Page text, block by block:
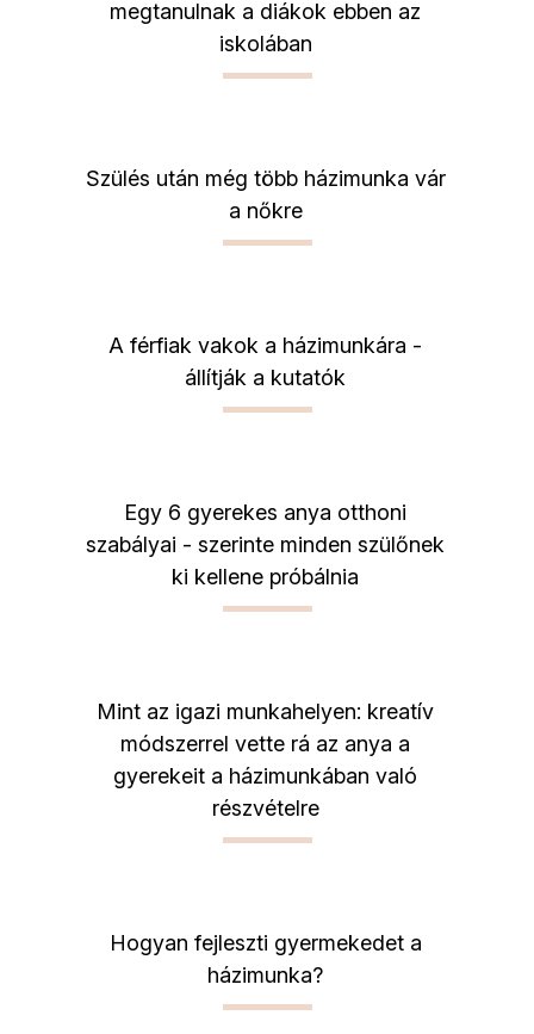
megtanulnak a diákok ebben az
iskolában
Szülés után még több házimunka vár
a nőkre
A férfiak vakok a házimunkára -
állítják a kutatók
Egy 6 gyerekes anya otthoni
szabályai - szerinte minden szülőnek
ki kellene próbálnia
Mint az igazi munkahelyen: kreatív
módszerrel vette rá az anya a
gyerekeit a házimunkában való
részvételre
Hogyan fejleszti gyermekedet a
házimunka?